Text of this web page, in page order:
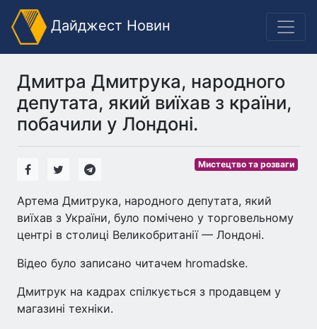
Дайджест Новин
Дмитра Дмитрука, народного
депутата, який виїхав з країни,
побачили у Лондоні.
Мистецтво та розваги
Артема Дмитрука, народного депутата, який
виїхав з України, було помічено у торговельному
центрі в столиці Великобританії — Лондоні.
Відео було записано читачем hromadske.
Дмитрук на кадрах спілкується з продавцем у
магазині техніки.